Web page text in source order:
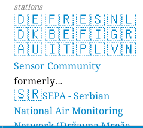
stations
🇩🇪🇫🇷🇪🇸🇳🇱
🇩🇰🇧🇪🇫🇮🇬🇷
🇦🇺🇮🇹🇵🇱🇻🇳
Sensor Community
formerly
luftdaten.info35814 stations
🇸🇷SEPA - Serbian
National Air Monitoring